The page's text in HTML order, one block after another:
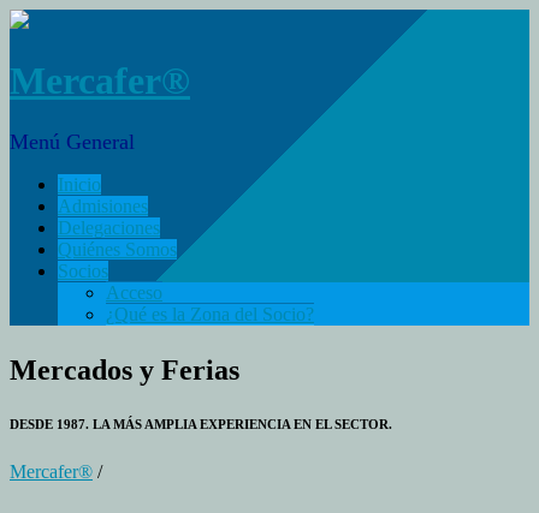
Mercafer®
Menú General
Inicio
Admisiones
Delegaciones
Quiénes Somos
Socios
Acceso
¿Qué es la Zona del Socio?
Mercados y Ferias
DESDE 1987. LA MÁS AMPLIA EXPERIENCIA EN EL SECTOR.
Mercafer® /